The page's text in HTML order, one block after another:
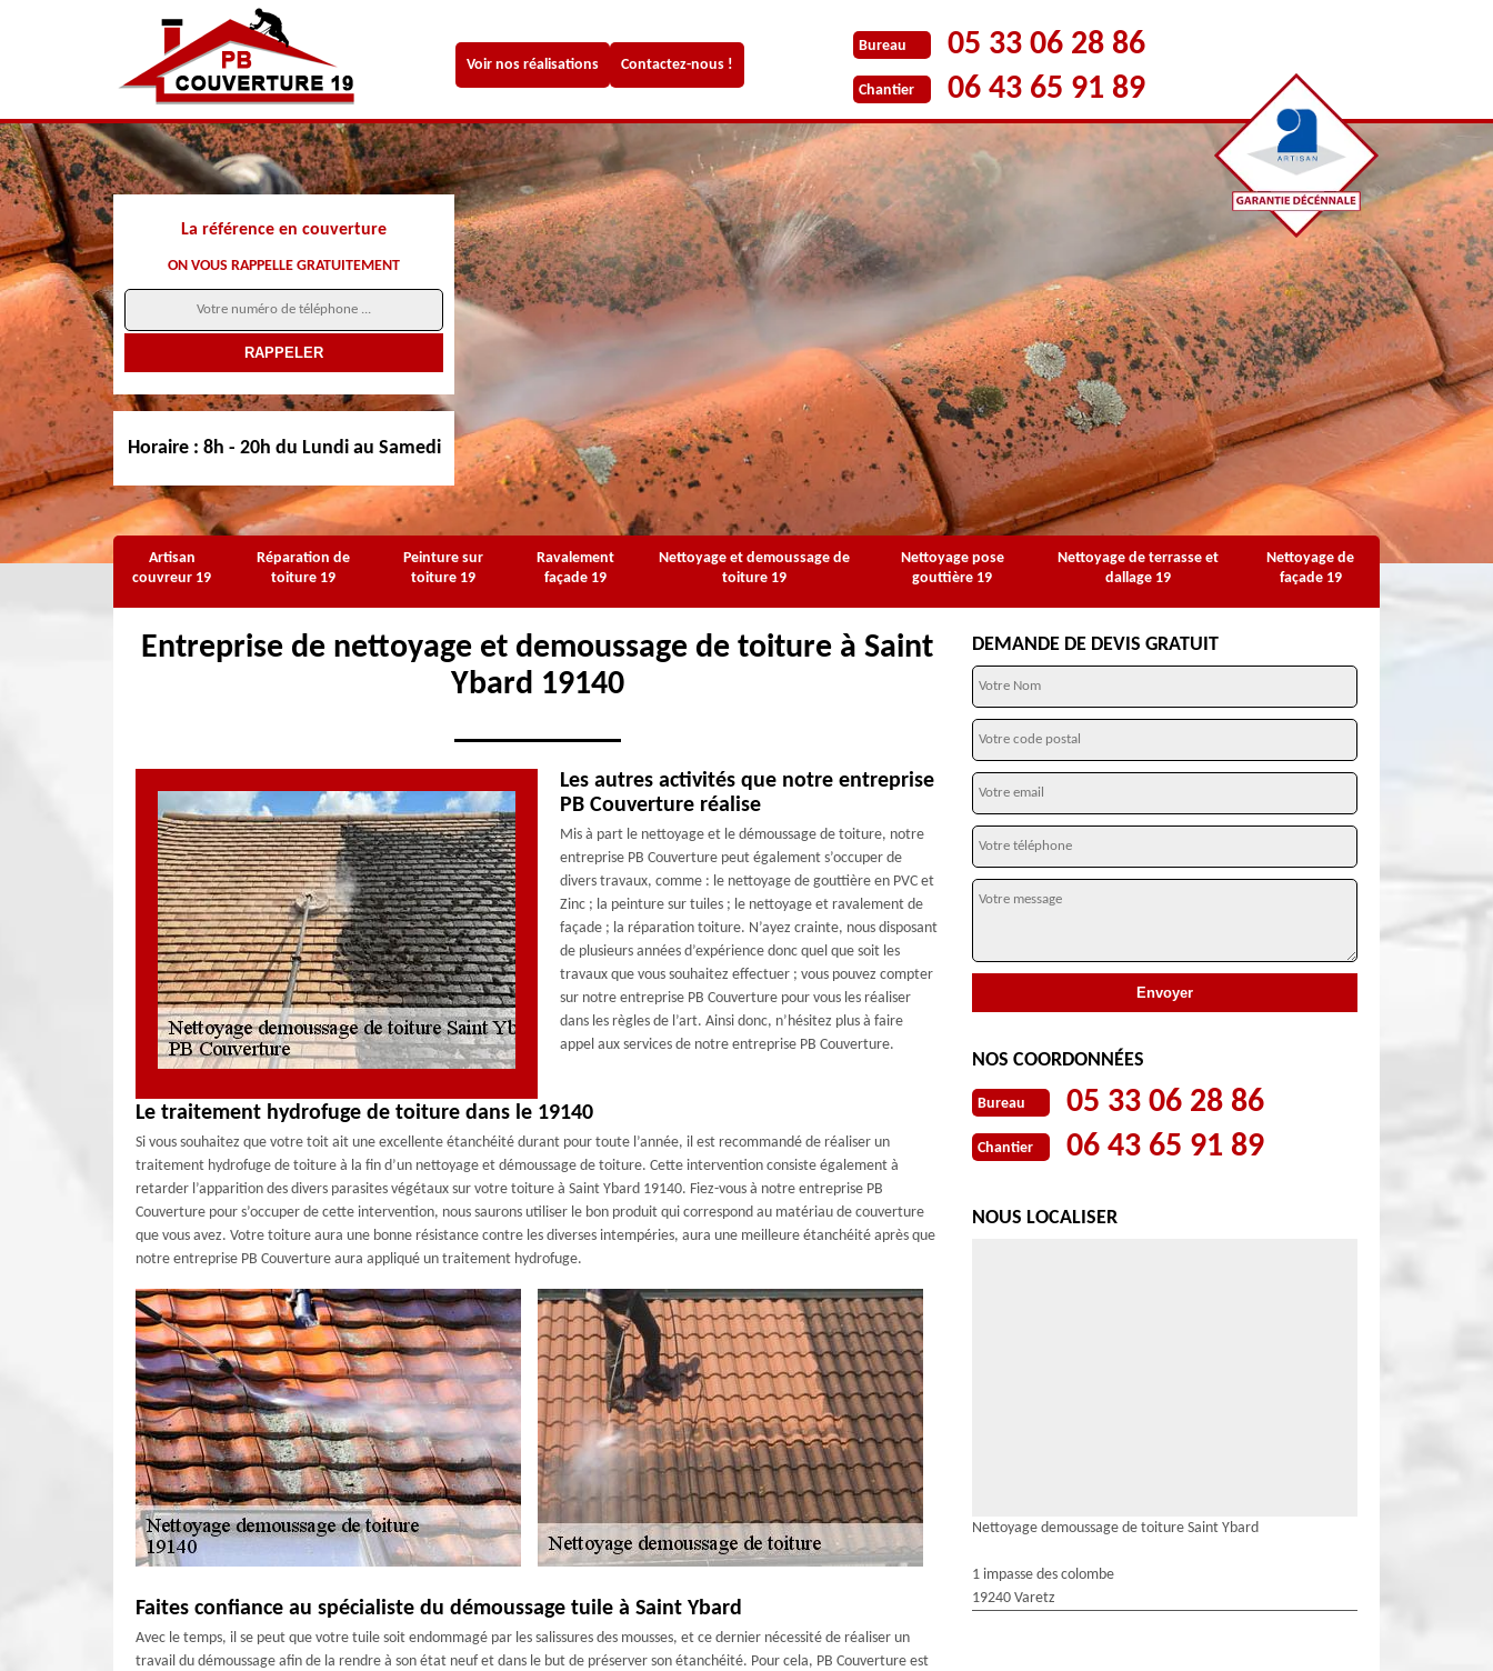
Voir nos réalisations Contactez-nous !
Bureau 05 33 06 28 86
Chantier 06 43 65 91 89
La référence en couverture
ON VOUS RAPPELLE GRATUITEMENT
Horaire : 8h - 20h du Lundi au Samedi
Artisan
couvreur 19
Réparation de
toiture 19
Peinture sur
toiture 19
Ravalement
façade 19
Nettoyage et demoussage de
toiture 19
Nettoyage pose
gouttière 19
Nettoyage de terrasse et
dallage 19
Nettoyage de
façade 19
Entreprise de nettoyage et demoussage de toiture à Saint
Ybard 19140
Les autres activités que notre entreprise
PB Couverture réalise
Mis à part le nettoyage et le démoussage de toiture, notre
entreprise PB Couverture peut également s’occuper de
divers travaux, comme : le nettoyage de gouttière en PVC et
Zinc ; la peinture sur tuiles ; le nettoyage et ravalement de
façade ; la réparation toiture. N’ayez crainte, nous disposant
de plusieurs années d’expérience donc quel que soit les
travaux que vous souhaitez effectuer ; vous pouvez compter
sur notre entreprise PB Couverture pour vous les réaliser
dans les règles de l’art. Ainsi donc, n’hésitez plus à faire
appel aux services de notre entreprise PB Couverture.
Le traitement hydrofuge de toiture dans le 19140
Si vous souhaitez que votre toit ait une excellente étanchéité durant pour toute l’année, il est recommandé de réaliser un
traitement hydrofuge de toiture à la fin d’un nettoyage et démoussage de toiture. Cette intervention consiste également à
retarder l’apparition des divers parasites végétaux sur votre toiture à Saint Ybard 19140. Fiez-vous à notre entreprise PB
Couverture pour s’occuper de cette intervention, nous saurons utiliser le bon produit qui correspond au matériau de couverture
que vous avez. Votre toiture aura une bonne résistance contre les diverses intempéries, aura une meilleure étanchéité après que
notre entreprise PB Couverture aura appliqué un traitement hydrofuge.
Faites confiance au spécialiste du démoussage tuile à Saint Ybard
Avec le temps, il se peut que votre tuile soit endommagé par les salissures des mousses, et ce dernier nécessité de réaliser un
travail du démoussage afin de la rendre à son état neuf et dans le but de préserver son étanchéité. Pour cela, PB Couverture est
DEMANDE DE DEVIS GRATUIT
NOS COORDONNÉES
Bureau 05 33 06 28 86
Chantier 06 43 65 91 89
NOUS LOCALISER
Nettoyage demoussage de toiture Saint Ybard
1 impasse des colombe
19240 Varetz